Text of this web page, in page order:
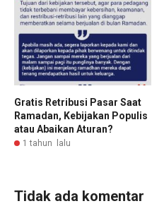
Gratis Retribusi Pasar Saat
Ramadan, Kebijakan Populis
atau Abaikan Aturan?
1 tahun lalu
Tidak ada komentar